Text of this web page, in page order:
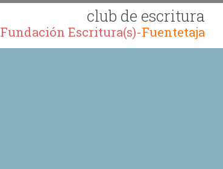
club de escritura
Fundación Escritura(s)-Fuentetaja